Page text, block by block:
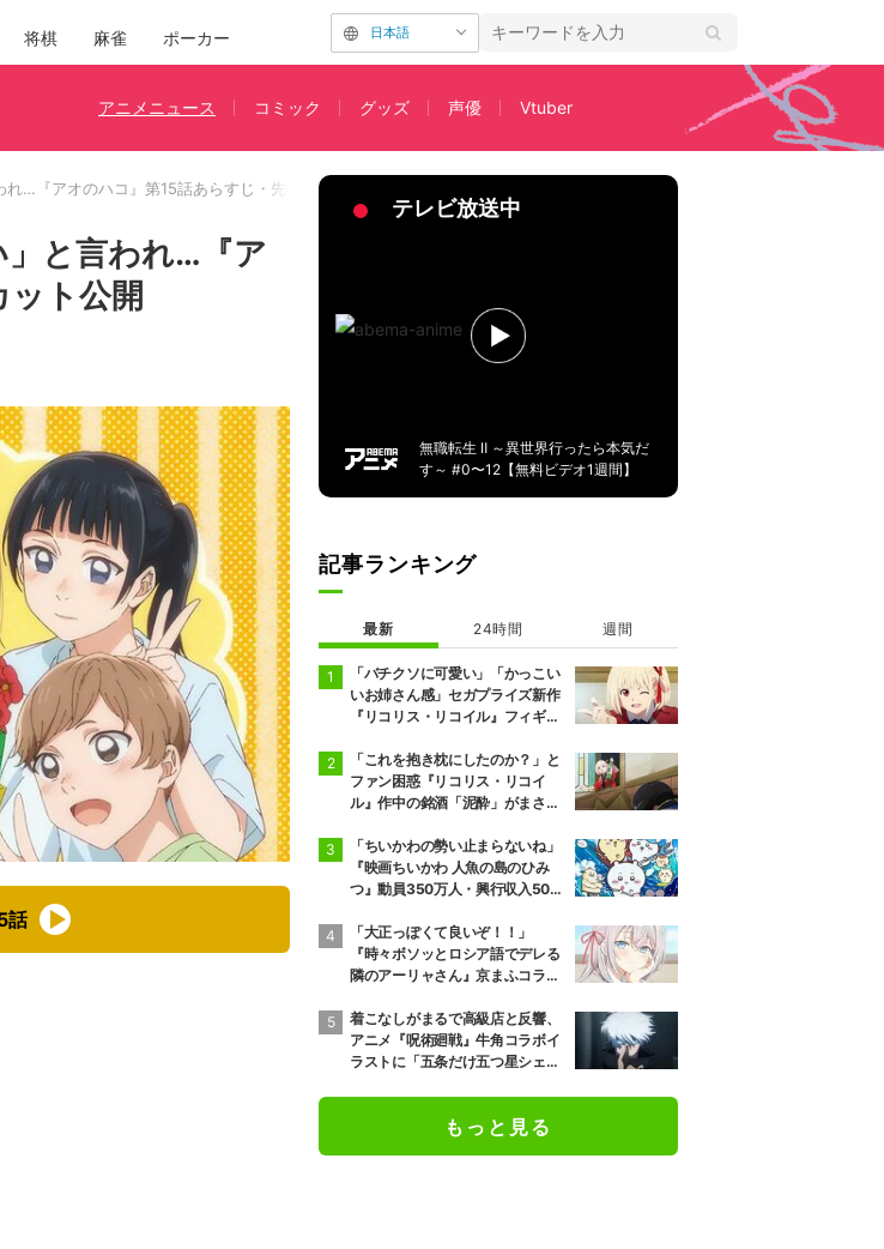
将棋 麻雀 ポーカー 日本語
アニメニュース コミック グッズ 声優 Vtuber
…『アオのハコ』第15話あらすじ・先行カット公開
」と言われ…『ア
ト公開
話
テレビ放送中
無職転生 Ⅱ ～異世界行ったら本気だ
す～ #0〜12【無料ビデオ1週間】
記事ランキング
最新 24時間 週間
「バチクソに可愛い」「かっこい
いお姉さん感」セガプライズ新作
『リコリス・リコイル』フィギュ
「これを抱き枕にしたのか？」と
ファン困惑『リコリス・リコイ
ル』作中の銘酒「泥酔」がまさか
「ちいかわの勢い止まらないね」
『映画ちいかわ 人魚の島のひみ
つ』動員350万人・興行収入50億
「大正っぽくて良いぞ！！」
『時々ボソッとロシア語でデレる
隣のアーリャさん』京まふコラボ
着こなしがまるで高級店と反響、
アニメ『呪術廻戦』牛角コラボイ
ラストに「五条だけ五つ星シェ
もっと見る